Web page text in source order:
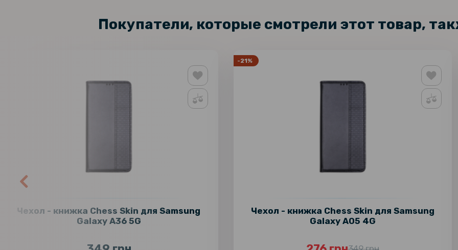
Покупатели, которые смотрели этот товар,
Чехол - книжка Chess Skin для Samsung
Galaxy A36 5G
-21%
Чехол - книжка Chess Skin для Samsung
Galaxy A05 4G